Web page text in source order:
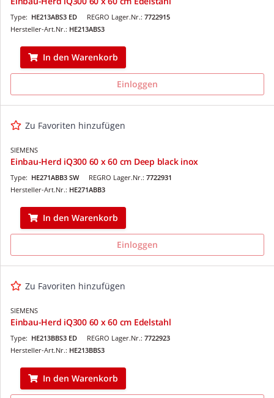
REGRO Lager.Nr.: 7722915
Type: HE213ABS3 ED
Hersteller-Art.Nr.: HE213ABS3
In den Warenkorb
Einloggen
Zu Favoriten hinzufügen
SIEMENS
Einbau-Herd iQ300 60 x 60 cm Deep black inox
REGRO Lager.Nr.: 7722931
Type: HE271ABB3 SW
Hersteller-Art.Nr.: HE271ABB3
In den Warenkorb
Einloggen
Zu Favoriten hinzufügen
SIEMENS
Einbau-Herd iQ300 60 x 60 cm Edelstahl
REGRO Lager.Nr.: 7722923
Type: HE213BBS3 ED
Hersteller-Art.Nr.: HE213BBS3
In den Warenkorb